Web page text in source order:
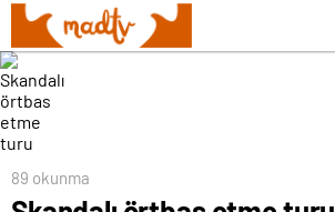
89 okunma